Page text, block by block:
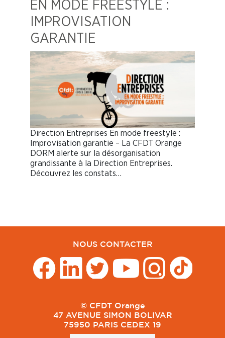
EN MODE FREESTYLE :
IMPROVISATION
GARANTIE
Direction Entreprises En mode freestyle :
Improvisation garantie – La CFDT Orange
DORM alerte sur la désorganisation
grandissante à la Direction Entreprises.
Découvrez les constats…
NOUS CONTACTER
© CFDT Orange
47 AVENUE SIMON BOLIVAR
75950 PARIS CEDEX 19